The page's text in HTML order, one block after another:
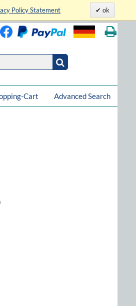
Policy Statement ok
Advanced Search
Cart